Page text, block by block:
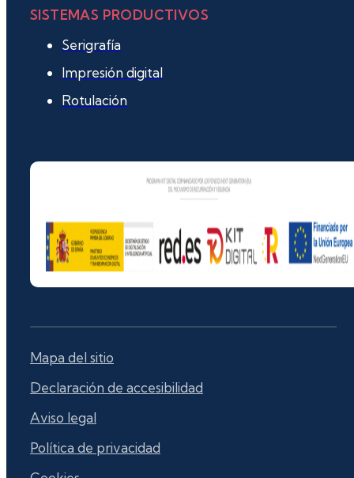
SISTEMAS PRODUCTIVOS
Serigrafía
Impresión digital
Rotulación
Mapa del sitio
Declaración de accesibilidad
Aviso legal
Política de privacidad